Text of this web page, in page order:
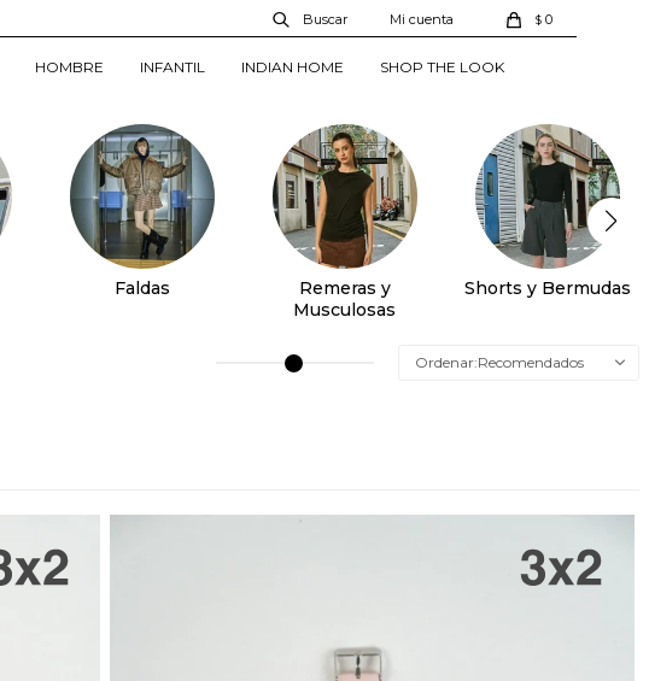
HOMBRE INFANTIL INDIAN HOME SHOP THE LOOK
$ 0
Faldas
Remeras y
Musculosas
Shorts y Bermudas
Recomendados